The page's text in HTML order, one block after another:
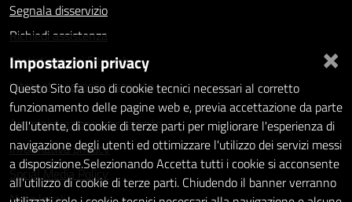
Segnala disservizio
Richiedi assistenza
Statistiche dei Siti web
Intranet - accesso riservato
Amministrazione trasparente
Informativa privacy
Social Media Policy
×
Impostazioni privacy
Questo Sito fa uso di cookie tecnici necessari al corretto
funzionamento delle pagine web e, previa accettazione da parte
dell'utente, di cookie di terze parti per migliorare l'esperienza di
navigazione degli utenti ed ottimizzare l'utilizzo dei servizi messi
a disposizione.Selezionando Accetta tutti i cookie si acconsente
all'utilizzo di cookie di terze parti. Chiudendo il banner verranno